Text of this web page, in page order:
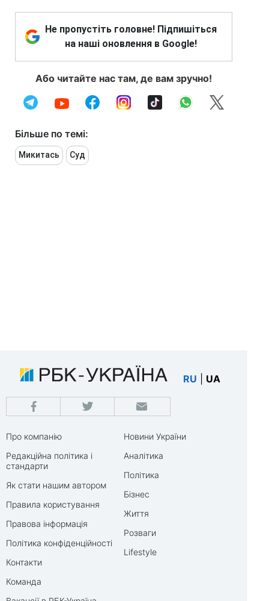
Не пропустіть головне! Підпишіться
на наші оновлення в Google!
Або читайте нас там, де вам зручно!
Більше по темі:
Микитась Суд
RU UA
Про компанію
Редакційна політика і
стандарти
Як стати нашим автором
Правила користування
Правова інформація
Політика конфіденційності
Контакти
Команда
Новини України
Аналітика
Політика
Бізнес
Життя
Розваги
Lifestyle